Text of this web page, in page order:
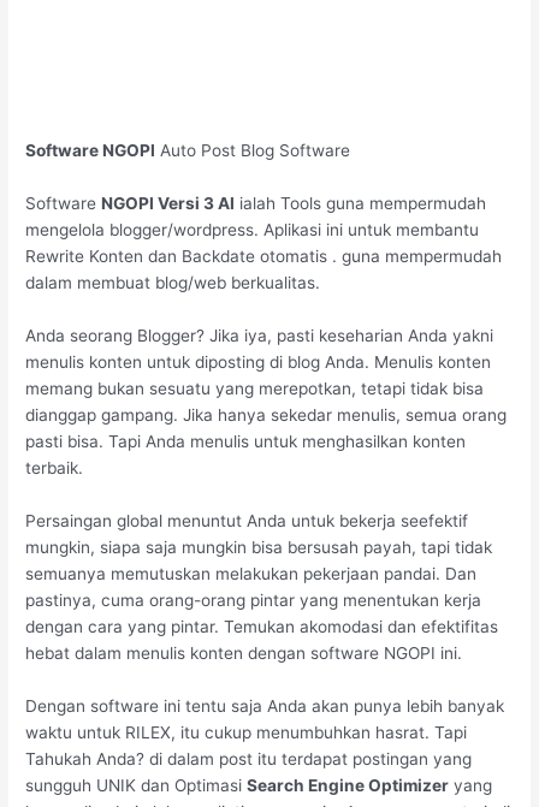
Software NGOPI Auto Post Blog Software
SoftwareNGOPI Versi 3 AI ialah Tools guna mempermudah
mengelola blogger/wordpress. Aplikasi ini untuk membantu
Rewrite Konten dan Backdate otomatis . guna mempermudah
dalam membuat blog/web berkualitas.
Anda seorang Blogger? Jika iya, pasti keseharian Anda yakni
menulis konten untuk diposting di blog Anda. Menulis konten
memang bukan sesuatu yang merepotkan, tetapi tidak bisa
dianggap gampang. Jika hanya sekedar menulis, semua orang
pasti bisa. Tapi Anda menulis untuk menghasilkan konten
terbaik.
Persaingan global menuntut Anda untuk bekerja seefektif
mungkin, siapa saja mungkin bisa bersusah payah, tapi tidak
semuanya memutuskan melakukan pekerjaan pandai. Dan
pastinya, cuma orang-orang pintar yang menentukan kerja
dengan cara yang pintar. Temukan akomodasi dan efektifitas
hebat dalam menulis konten dengan software NGOPI ini.
Dengan software ini tentu saja Anda akan punya lebih banyak
waktu untuk RILEX, itu cukup menumbuhkan hasrat. Tapi
Tahukah Anda? di dalam post itu terdapat postingan yang
sungguh UNIK dan OptimasiSearch Engine Optimizer yang